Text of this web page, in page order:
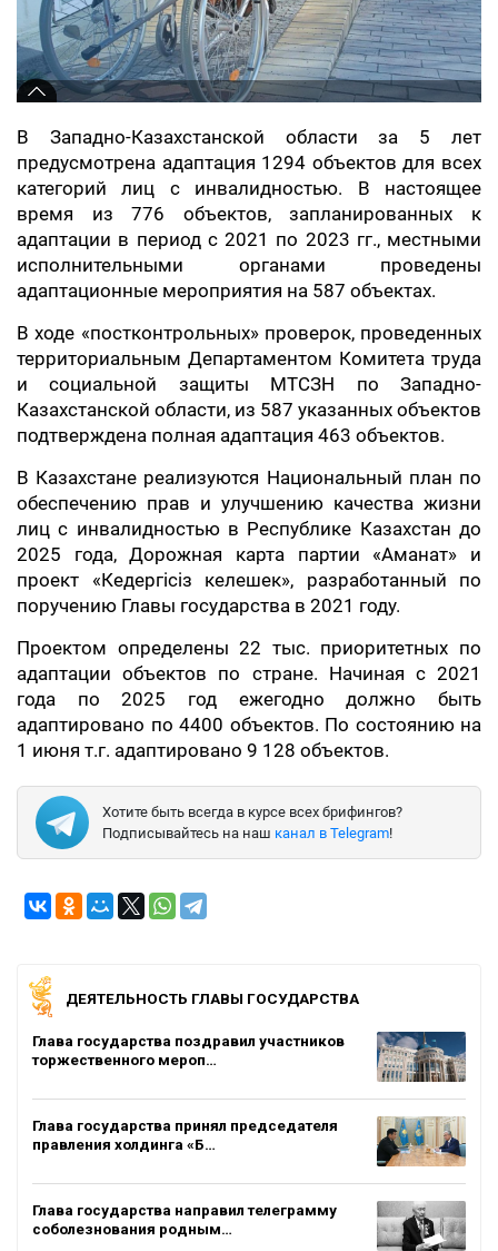
В Западно-Казахстанской области за 5 лет
предусмотрена адаптация 1294 объектов для всех
категорий лиц с инвалидностью. В настоящее
время из 776 объектов, запланированных к
адаптации в период с 2021 по 2023 гг., местными
исполнительными органами проведены
адаптационные мероприятия на 587 объектах.
В ходе «постконтрольных» проверок, проведенных
территориальным Департаментом Комитета труда
и социальной защиты МТСЗН по Западно-
Казахстанской области, из 587 указанных объектов
подтверждена полная адаптация 463 объектов.
В Казахстане реализуются Национальный план по
обеспечению прав и улучшению качества жизни
лиц с инвалидностью в Республике Казахстан до
2025 года, Дорожная карта партии «Аманат» и
проект «Кедергісіз келешек», разработанный по
поручению Главы государства в 2021 году.
Проектом определены 22 тыс. приоритетных по
адаптации объектов по стране. Начиная с 2021
года по 2025 год ежегодно должно быть
адаптировано по 4400 объектов. По состоянию на
1 июня т.г. адаптировано 9 128 объектов.
Хотите быть всегда в курсе всех брифингов?
Подписывайтесь на наш канал в Telegram!
ДЕЯТЕЛЬНОСТЬ ГЛАВЫ ГОСУДАРСТВА
Глава государства поздравил участников
торжественного мероп…
Глава государства принял председателя
правления холдинга «Б…
Глава государства направил телеграмму
соболезнования родным…